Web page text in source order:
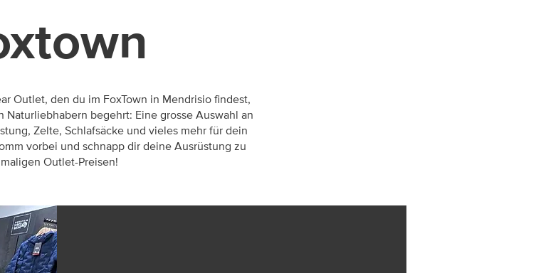
Outlet, den du im FoxTown in Mendrisio findest,
Naturliebhabern begehrt: Eine grosse Auswahl an
Zelte, Schlafsäcke und vieles mehr für dein
vorbei und schnapp dir deine Ausrüstung zu
Outlet-Preisen!